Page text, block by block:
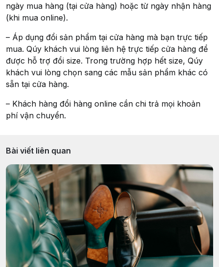
ngày mua hàng (tại cửa hàng) hoặc từ ngày nhận hàng
(khi mua online).
– Áp dụng đổi sản phẩm tại cửa hàng mà bạn trực tiếp
mua. Qúy khách vui lòng liên hệ trực tiếp cửa hàng để
được hỗ trợ đổi size. Trong trường hợp hết size, Qúy
khách vui lòng chọn sang các mẫu sản phẩm khác có
sẵn tại cửa hàng.
– Khách hàng đổi hàng online cần chi trả mọi khoản
phí vận chuyển.
Bài viết liên quan